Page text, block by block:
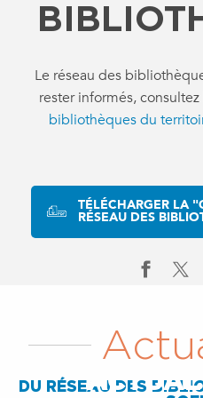
Le réseau des
rester informés, consultez
bibliothèques du
TÉLÉCHARGER LA
RÉSEAU DES
DU RÉSEAU DES